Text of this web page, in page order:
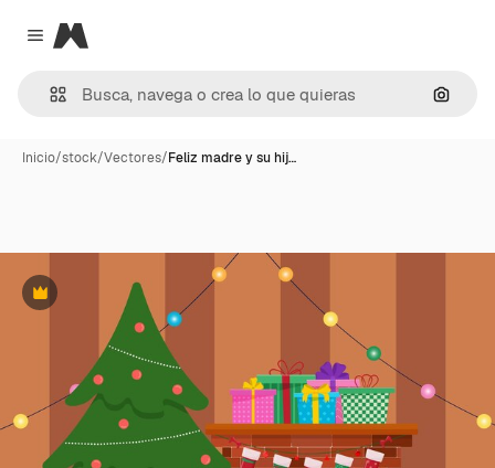
Close menu
Magnific
Inicio/stock/Vectores/Feliz madre y su hij…
Premium